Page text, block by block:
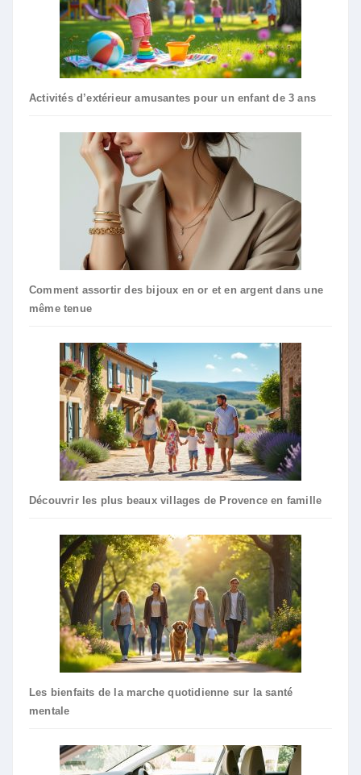
Activités d’extérieur amusantes pour un enfant de 3 ans
Comment assortir des bijoux en or et en argent dans une
même tenue
Découvrir les plus beaux villages de Provence en famille
Les bienfaits de la marche quotidienne sur la santé
mentale